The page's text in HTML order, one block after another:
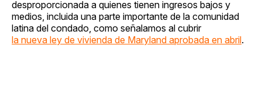
desproporcionada a quienes tienen ingresos bajos y
medios, incluida una parte importante de la comunidad
latina del condado, como señalamos al cubrir
la nueva ley de vivienda de Maryland aprobada en abril.